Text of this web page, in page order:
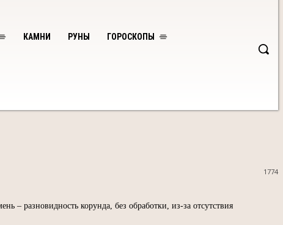
КАМНИ РУНЫ ГОРОСКОПЫ
1774
– разновидность корунда, без обработки, из-за отсутствия